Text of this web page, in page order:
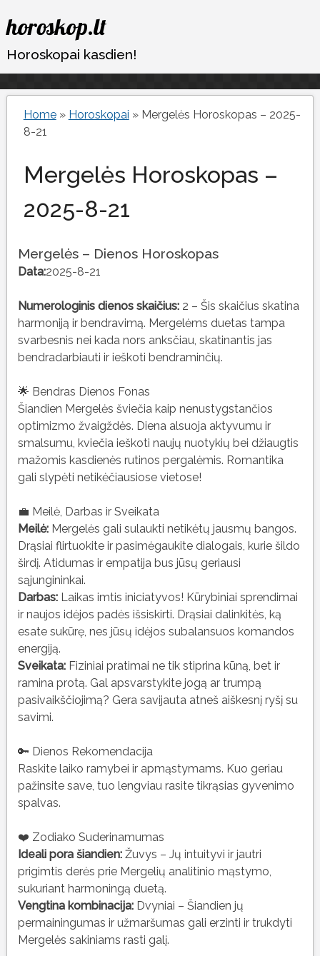
Eiti
prie
turinio
horoskop.lt
Horoskopai kasdien!
Home» Horoskopai » Mergelės Horoskopas – 2025-
8-21
Mergelės Horoskopas –
2025-8-21
Mergelės – Dienos Horoskopas
Data:2025-8-21
Numerologinis dienos skaičius:2 – Šis skaičius skatina
harmoniją ir bendravimą. Mergelėms duetas tampa
svarbesnis nei kada nors anksčiau, skatinantis jas
bendradarbiauti ir ieškoti bendraminčių.
🌟 Bendras Dienos Fonas
Šiandien Mergelės šviečia kaip nenustygstančios
optimizmo žvaigždės. Diena alsuoja aktyvumu ir
smalsumu, kviečia ieškoti naujų nuotykių bei džiaugtis
mažomis kasdienės rutinos pergalėmis. Romantika
gali slypėti netikėčiausiose vietose!
💼 Meilė, Darbas ir Sveikata
Meilė:Mergelės gali sulaukti netikėtų jausmų bangos.
Drąsiai flirtuokite ir pasimėgaukite dialogais, kurie šildo
širdį. Atidumas ir empatija bus jūsų geriausi
sąjungininkai.
Darbas:Laikas imtis iniciatyvos! Kūrybiniai sprendimai
ir naujos idėjos padės išsiskirti. Drąsiai dalinkitės, ką
esate sukūrę, nes jūsų idėjos subalansuos komandos
energiją.
Sveikata:Fiziniai pratimai ne tik stiprina kūną, bet ir
ramina protą. Gal apsvarstykite jogą ar trumpą
pasivaikščiojimą? Gera savijauta atneš aiškesnį ryšį su
savimi.
🔑 Dienos Rekomendacija
Raskite laiko ramybei ir apmąstymams. Kuo geriau
pažinsite save, tuo lengviau rasite tikrąsias gyvenimo
spalvas.
❤️ Zodiako Suderinamumas
Ideali pora šiandien:Žuvys – Jų intuityvi ir jautri
prigimtis derės prie Mergelių analitinio mąstymo,
sukuriant harmoningą duetą.
Vengtina kombinacija:Dvyniai – Šiandien jų
permainingumas ir užmaršumas gali erzinti ir trukdyti
Mergelės sakiniams rasti galį.